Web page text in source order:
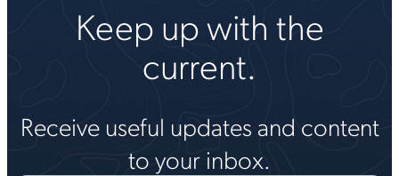
Keep up with the
current.
Receive useful updates and content
to your inbox.